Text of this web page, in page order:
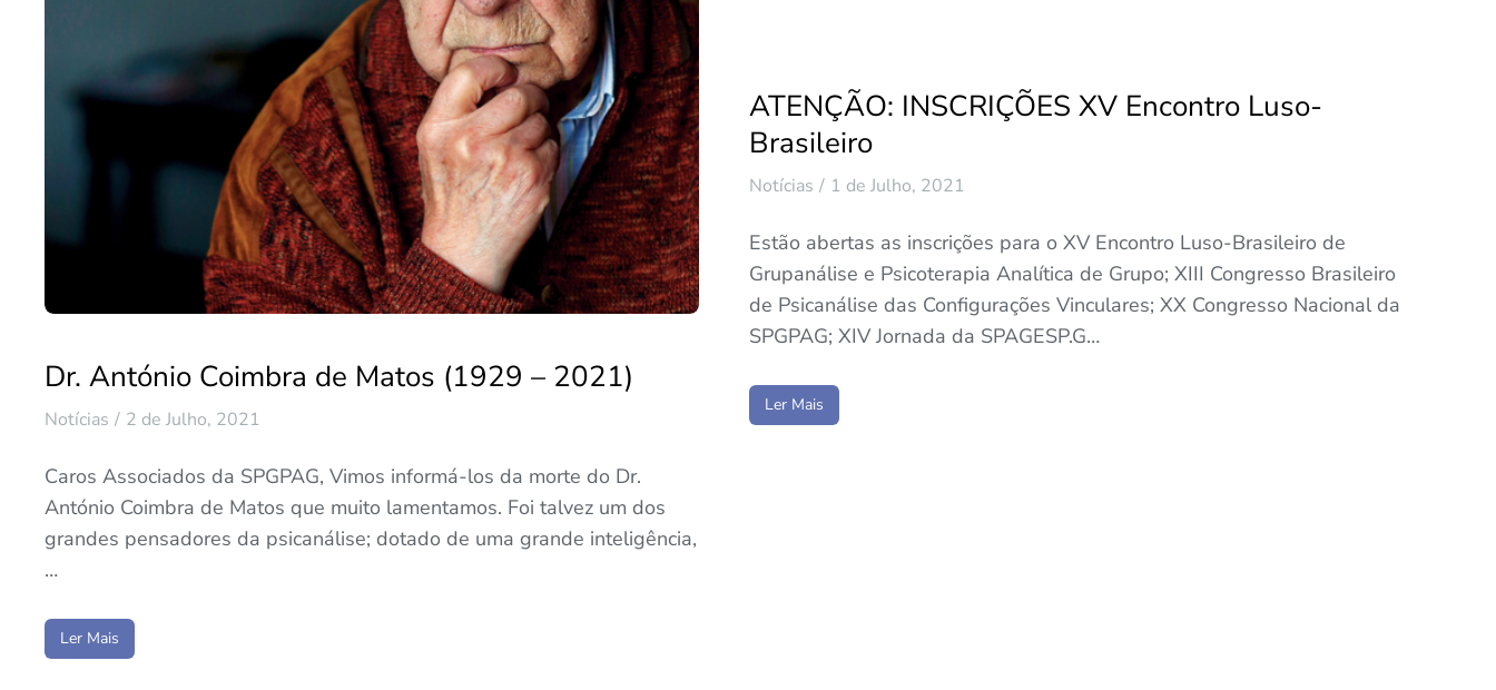
Dr. António Coimbra de Matos (1929 – 2021)
Notícias 2 de Julho, 2021
Caros Associados da SPGPAG, Vimos informá-los da morte do Dr.
António Coimbra de Matos que muito lamentamos. Foi talvez um dos
grandes pensadores da psicanálise; dotado de uma grande inteligência,
…
Ler Mais
ATENÇÃO: INSCRIÇÕES XV Encontro Luso-
Brasileiro
Notícias 1 de Julho, 2021
Estão abertas as inscrições para o XV Encontro Luso-Brasileiro de
Grupanálise e Psicoterapia Analítica de Grupo; XIII Congresso Brasileiro
de Psicanálise das Configurações Vinculares; XX Congresso Nacional da
SPGPAG; XIV Jornada da SPAGESP.G…
Ler Mais